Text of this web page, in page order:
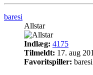
baresi
Allstar
Indlæg: 4175
Tilmeldt: 17. aug
Favoritspiller: baresi